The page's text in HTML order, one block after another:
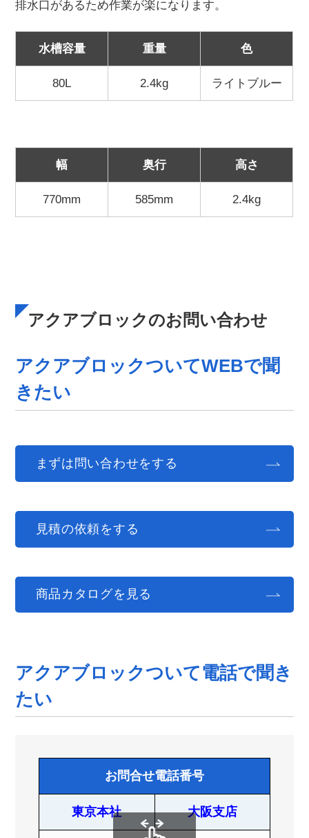
排水口があるため作業が楽になります。
水槽容量 重量 色
80L 2.4kg ライトブルー
幅 奥行 高さ
770mm 585mm 2.4kg
アクアブロックのお問い合わせ
アクアブロックついてWEBで聞
きたい
まずは問い合わせをする
見積の依頼をする
商品カタログを見る
アクアブロックついて電話で聞き
たい
お問合せ電話番号
東京本社 大阪支店